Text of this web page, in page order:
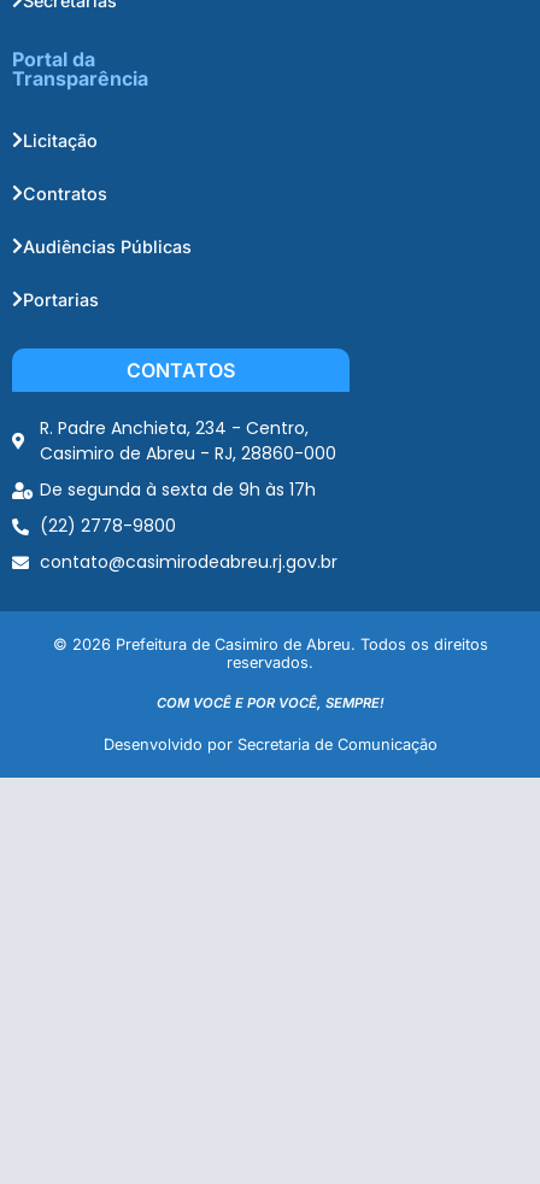
Portal da
Transparência
Licitação
Contratos
Audiências Públicas
Portarias
CONTATOS
R. Padre Anchieta, 234 - Centro,
Casimiro de Abreu - RJ, 28860-000
De segunda à sexta de 9h às 17h
(22) 2778-9800
contato@casimirodeabreu.rj.gov.br
© 2026 Prefeitura de Casimiro de Abreu. Todos os direitos
reservados.
COM VOCÊ E POR VOCÊ, SEMPRE!
Desenvolvido por Secretaria de Comunicação